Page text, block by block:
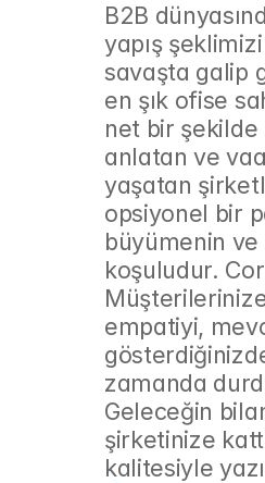
B2B
yapış
savaşta galip
en şık ofise
net bir
anlatan ve
yaşatan
opsiyonel bir
büyümenin
koşuludur.
empatiyi,
zamanda
Geleceğin
şirketinize
kalitesiyle